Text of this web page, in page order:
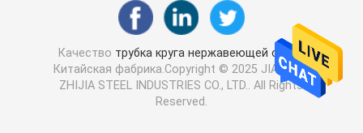
Качество трубка круга нержавеющей стали
Китайская фабрика.Copyright © 2025 JIANGSU
ZHIJIA STEEL INDUSTRIES CO., LTD.. All Rights
Reserved.